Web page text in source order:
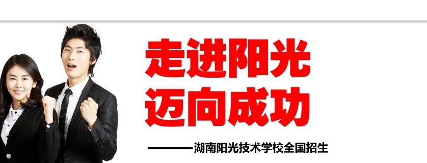
脑维修培训,电脑维修培训,电脑维修培训,电脑维修入门,线下电脑维修培训,电脑维修学习,电脑维修培训,电脑维修培训,机器人培训。提供电脑维修学员 关心的问题：电脑